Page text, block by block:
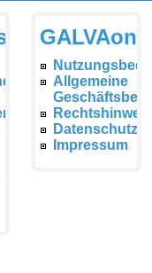
Allgemeine
Impressum